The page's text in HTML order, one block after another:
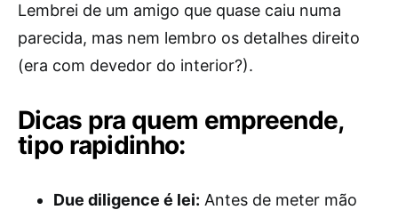
Lembrei de um amigo que quase caiu numa
parecida, mas nem lembro os detalhes direito
(era com devedor do interior?).
Dicas pra quem empreende,
tipo rapidinho:
Due diligence é lei: Antes de meter mão